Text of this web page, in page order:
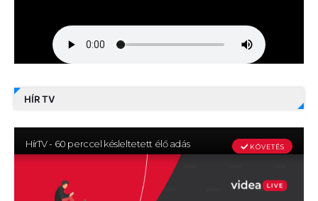
HÍR TV